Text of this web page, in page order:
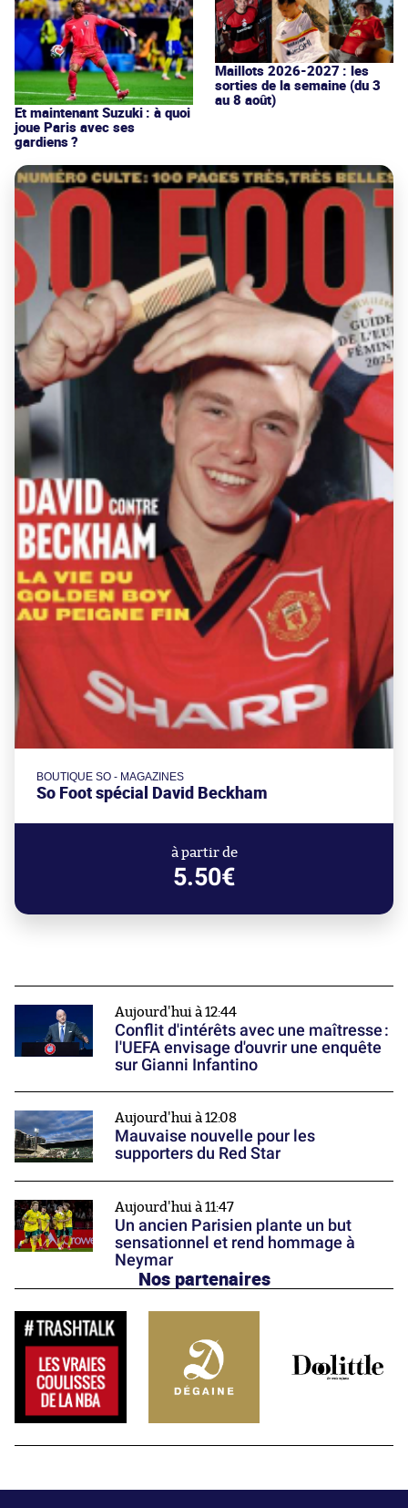
Et maintenant Suzuki : à quoi
joue Paris avec ses
gardiens ?
Maillots 2026-2027 : les
sorties de la semaine (du 3
au 8 août)
BOUTIQUE SO - MAGAZINES
So Foot spécial David Beckham
à partir de
5.50€
Aujourd'hui à 12:44
Conflit d'intérêts avec une maîtresse :
l'UEFA envisage d'ouvrir une enquête
sur Gianni Infantino
Aujourd'hui à 12:08
Mauvaise nouvelle pour les
supporters du Red Star
Aujourd'hui à 11:47
Un ancien Parisien plante un but
sensationnel et rend hommage à
Neymar
Nos partenaires